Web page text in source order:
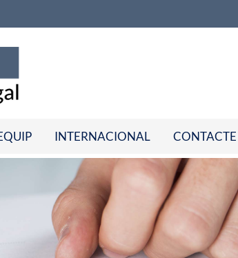
INTERNACIONAL CONTACTE